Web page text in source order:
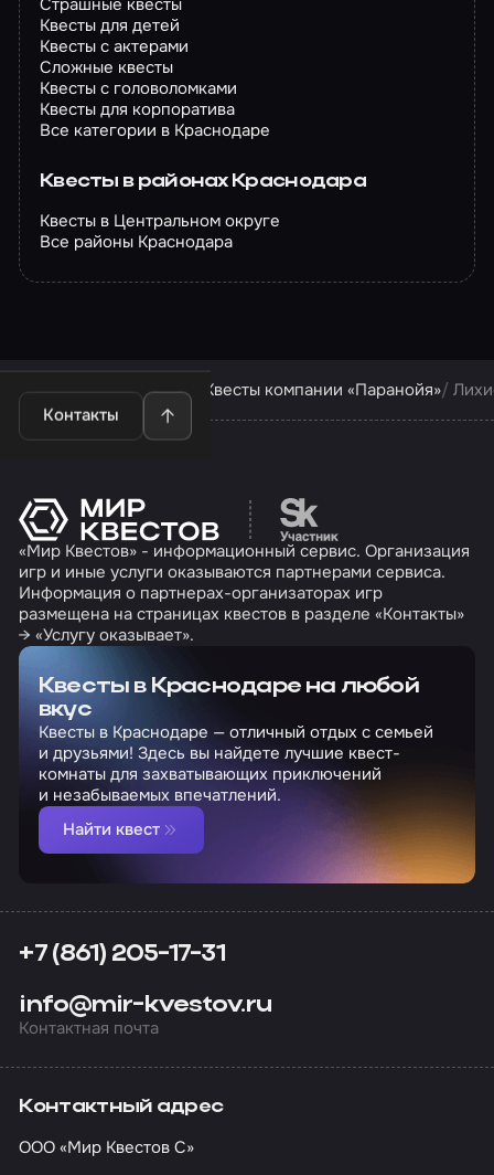
Страшные квесты
Квесты для детей
Квесты с актерами
Сложные квесты
Квесты с головоломками
Квесты для корпоратива
Все категории в Краснодаре
Квесты в районах Краснодара
Квесты в Центральном округе
Все районы Краснодара
Контакты
Квесты в Краснодаре Квесты компании «Паранойя»
Перейти на сайт
«Мир Квестов» - информационный сервис. Организация
игр и иные услуги оказываются партнерами сервиса.
Информация о партнерах-организаторах игр
размещена на страницах квестов в разделе «Контакты»
→ «Услугу оказывает».
Квесты в Краснодаре на любой
вкус
Квесты в Краснодаре — отличный отдых с семьей
и друзьями! Здесь вы найдете лучшие квест-
комнаты для захватывающих приключений
и незабываемых впечатлений.
Найти квест
+7 (861) 205-17-31
info@mir-kvestov.ru
Контактная почта
Контактный адрес
ООО «Мир Квестов С»